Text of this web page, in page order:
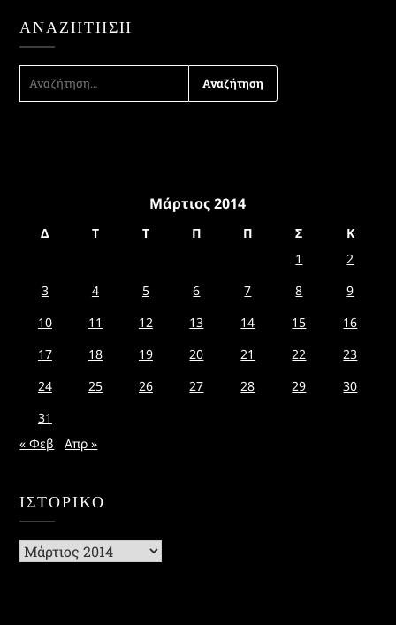
ΑΝΑΖΉΤΗΣΗ
ΑΝΑΖΉΤΗΣΗ
ΓΙΑ:
Μάρτιος 2014
Δ Τ Τ Π Π Σ
Κ
1
2
3
4 5 6 7 8
9
10
11 12 13 14 15
16
17
18 19 20 21 22
23
24
25 26 27 28 29
30
31
« Φεβ
Απρ »
ΙΣΤΟΡΙΚΌ
Ιστορικό